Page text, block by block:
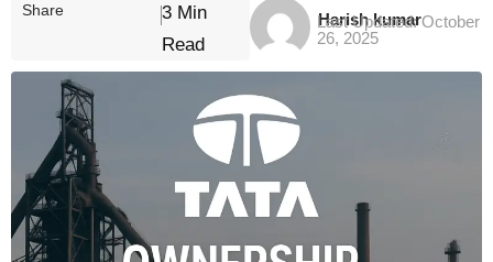
Harish kumar
Last Updated: October
26, 2025
Share
3 Min
Read